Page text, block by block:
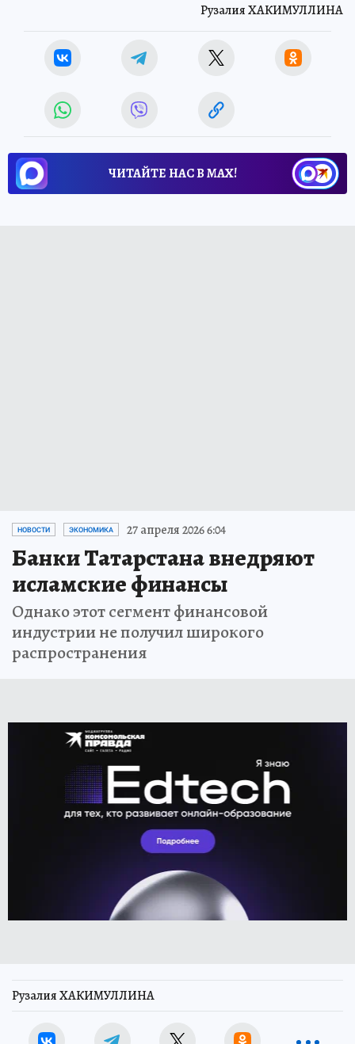
Рузалия ХАКИМУЛЛИНА
ЧИТАЙТЕ НАС В МАХ!
НОВОСТИ ЭКОНОМИКА 27 апреля 2026 6:04
Банки Татарстана внедряют
исламские финансы
Однако этот сегмент финансовой
индустрии не получил широкого
распространения
Рузалия ХАКИМУЛЛИНА